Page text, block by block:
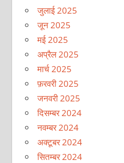
जुलाई 2025
जून 2025
मई 2025
अप्रैल 2025
मार्च 2025
फ़रवरी 2025
जनवरी 2025
दिसम्बर 2024
नवम्बर 2024
अक्टूबर 2024
सितम्बर 2024